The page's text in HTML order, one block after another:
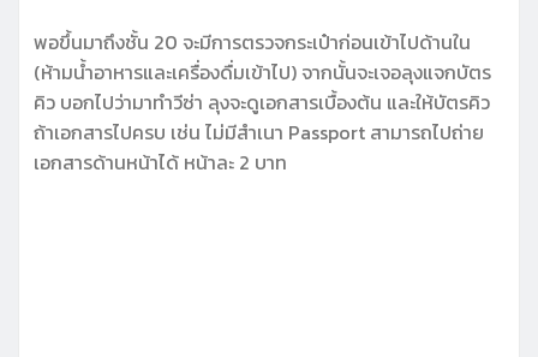
พอขึ้นมาถึงชั้น 20 จะมีการตรวจกระเป๋าก่อนเข้าไปด้านใน
(ห้ามน้ำอาหารและเครื่องดื่มเข้าไป) จากนั้นจะเจอลุงแจกบัตร
คิว บอกไปว่ามาทำวีซ่า ลุงจะดูเอกสารเบื้องต้น และให้บัตรคิว
ถ้าเอกสารไปครบ เช่น ไม่มีสำเนา Passport สามารถไปถ่าย
เอกสารด้านหน้าได้ หน้าละ 2 บาท